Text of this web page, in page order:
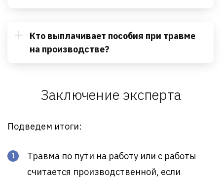
Кто выплачивает пособия при травме
на производстве?
Заключение эксперта
Подведем итоги:
Травма по пути на работу или с работы
считается производственной, если